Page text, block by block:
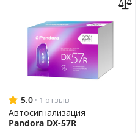
5.0 · 1 отзыв
Автосигнализация
Pandora DX-57R